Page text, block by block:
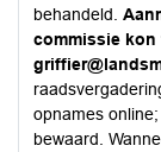
behandeld.
commissie kon
opnames
bewaard.